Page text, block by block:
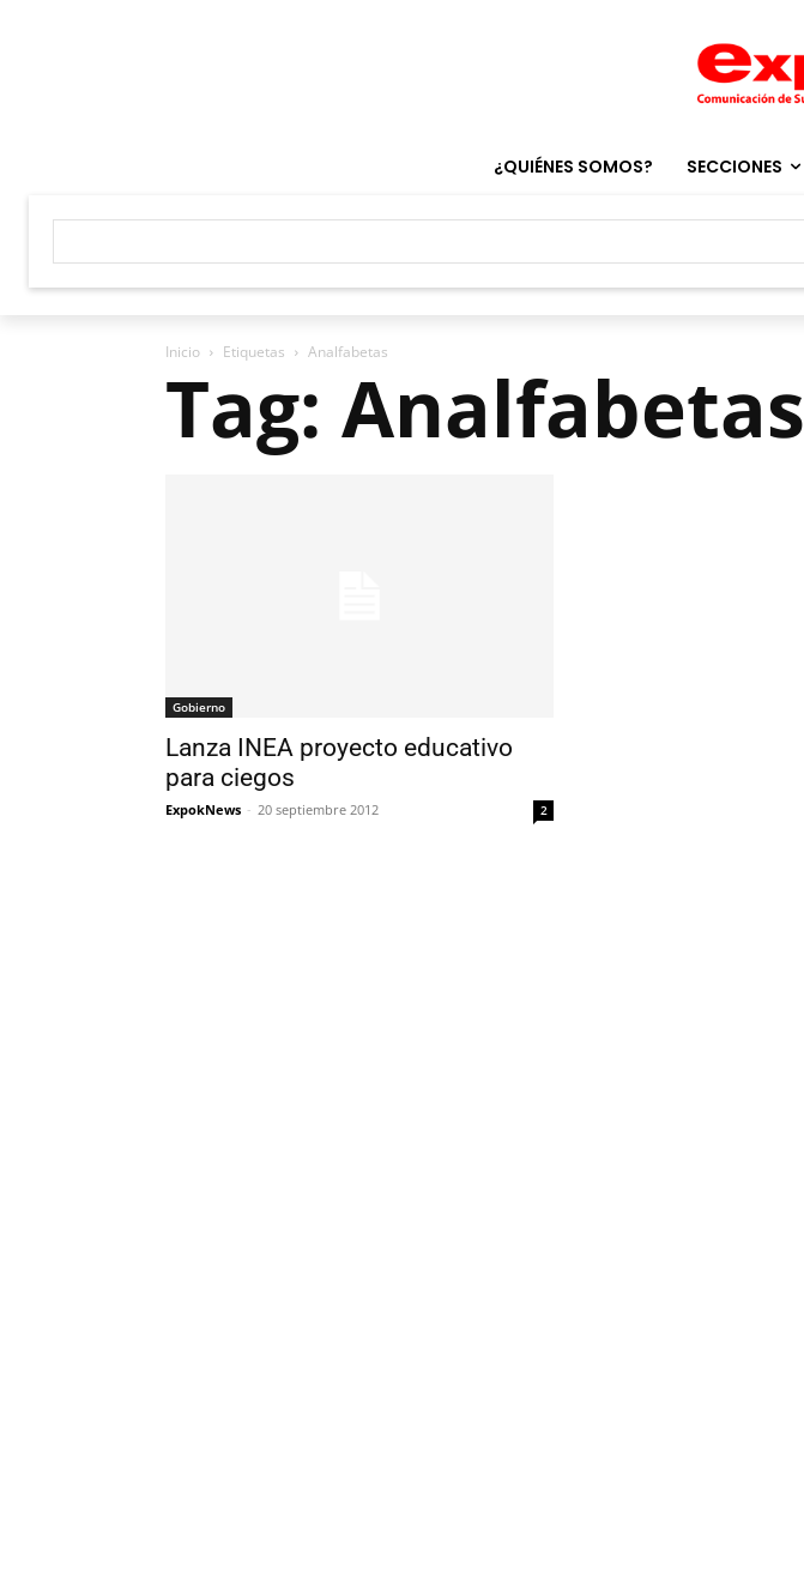
¿QUIÉNES SOMOS? SECCIONES
Inicio Etiquetas Analfabetas
Tag: Analfabetas
Gobierno
Lanza INEA proyecto educativo
para ciegos
ExpokNews - 20 septiembre 2012 2